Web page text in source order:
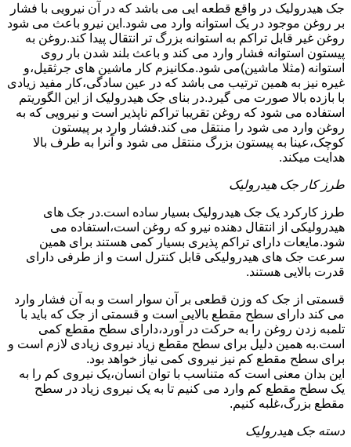
جک هیدرولیک در واقع قطعه ایی می باشد که در آن نیرویی با فشار
بر روغن موجود در یک استوانه وارد می شود.این نیرو باعث می شود
روغن غیر قابل تراکم به استوانه بزرگ تر انتقال پیدا کند.روغن به
پیستون استوانه فشار وارد می کند و باعث بلند شدن بار روی
استوانه (مثلا ماشین)می شود.مکانیزم کار ماشین های جرثقیل،و
غیره نیز به همین ترتیب می باشد که در عین سادگی،کار مفید زیادی
با بازده بالا صورت می گیرد.در بنای جک هیدرولیک از این الگوریتم
استفاده می شود که روغن تقریبا تراکم ناپذیر است و نیرویی که به
روغن وارد می شود را منتقل می کند.فشار وارد بر پیستون
کوچک،عینا به پیستون بزرگ منتقل می شود و آنرا به طرف بالا
هدایت میکند.
طرز کار جک هیدرولیک
طرز کارکرد یک جک هیدرولیک بسیار ساده است.در جک های
هیدرولیکی از انتقال دهنده نیرو که روغن است،استفاده می
شود.مایعات دارای تراکم پذیری بسیار کمی هستند برای همین
سرعت جک های هیدرولیکی قابل کنترل است و از طرفی دارای
قدرت بالایی هستند.
قسمتی از جک که وزن قطعی بر آن سوار است و به آن فشار وارد
می کند دارای سطح مقطع بالایی است و قسمتی از جک که باید با
تلمبه زدن روغن را به حرکت در آورد،دارای سطح مقطع کمی
است.به همین دلیل برای سطح مقطع زیاد نیروی زیادی لازم است و
برای سطح مقطع کم نیز نیروی کمی نیاز خواهد بود.
این بدان معنی است که متناسب با توان انسان،یک نیروی کم را به
یک سطح مقطع کم وارد می کنیم تا به یک نیروی زیاد در سطح
مقطع بزرگ،غلبه کنیم.
دسته جک هیدرولیک